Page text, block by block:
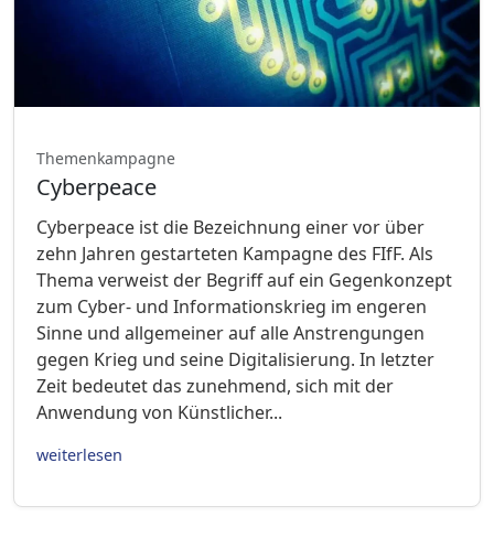
Themenkampagne
Cyberpeace
Cyberpeace ist die Bezeichnung einer vor über
zehn Jahren gestarteten Kampagne des FIfF. Als
Thema verweist der Begriff auf ein Gegenkonzept
zum Cyber- und Informationskrieg im engeren
Sinne und allgemeiner auf alle Anstrengungen
gegen Krieg und seine Digitalisierung. In letzter
Zeit bedeutet das zunehmend, sich mit der
Anwendung von Künstlicher...
weiterlesen